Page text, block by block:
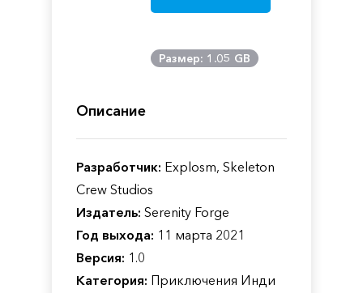
Размер: 1.05 GB
Описание
Разработчик: Explosm, Skeleton
Crew Studios
Издатель: Serenity Forge
Год выхода: 11 марта 2021
Версия: 1.0
Категория: Приключения Инди